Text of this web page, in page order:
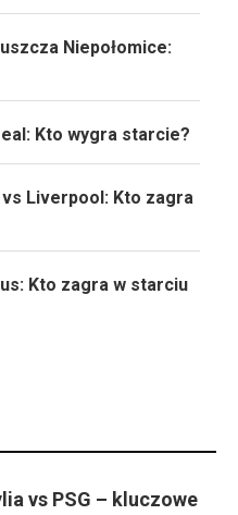
Niepołomice:
Kto wygra starcie?
vs Liverpool: Kto zagra
Kto zagra w starciu
vs PSG – kluczowe